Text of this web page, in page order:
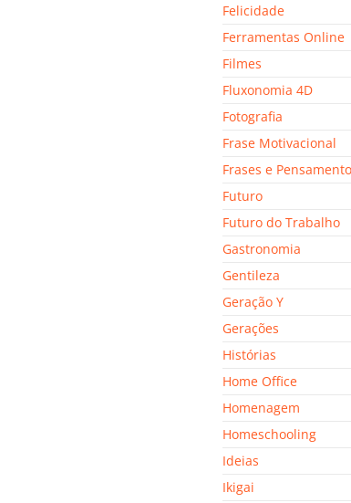
Felicidade
Ferramentas Online
Filmes
Fluxonomia 4D
Fotografia
Frase Motivacional
Frases e
Futuro
Futuro do Trabalho
Gastronomia
Gentileza
Geração Y
Gerações
Histórias
Home Office
Homenagem
Homeschooling
Ideias
Ikigai